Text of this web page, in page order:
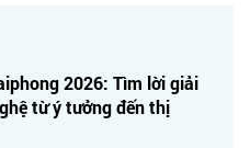
2026: Tìm lời giải
từ ý tưởng đến thị